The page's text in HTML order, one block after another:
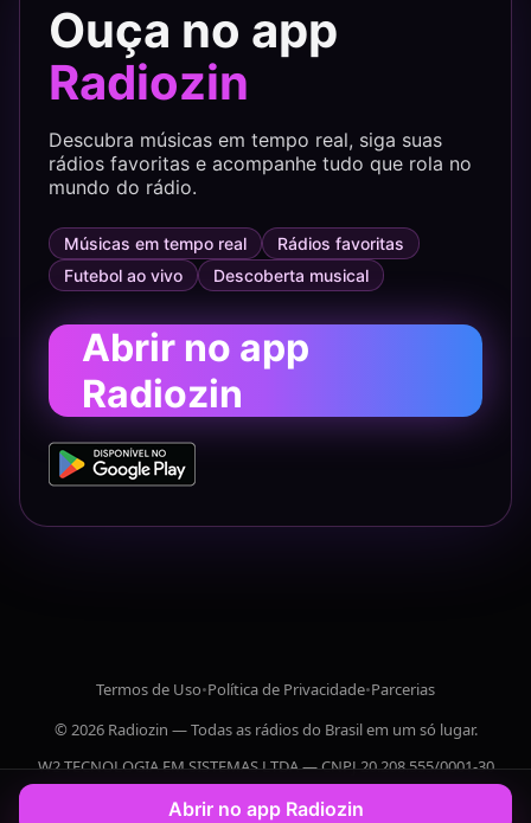
Ouça no app
Radiozin
Descubra músicas em tempo real, siga suas
rádios favoritas e acompanhe tudo que rola no
mundo do rádio.
Músicas em tempo real
Rádios favoritas
Futebol ao vivo
Descoberta musical
Abrir no app
Radiozin
Termos de Uso•Política de Privacidade•Parcerias
© 2026 Radiozin — Todas as rádios do Brasil em um só lugar.
W2 TECNOLOGIA EM SISTEMAS LTDA — CNPJ 20.208.555/0001-30
Abrir no app Radiozin